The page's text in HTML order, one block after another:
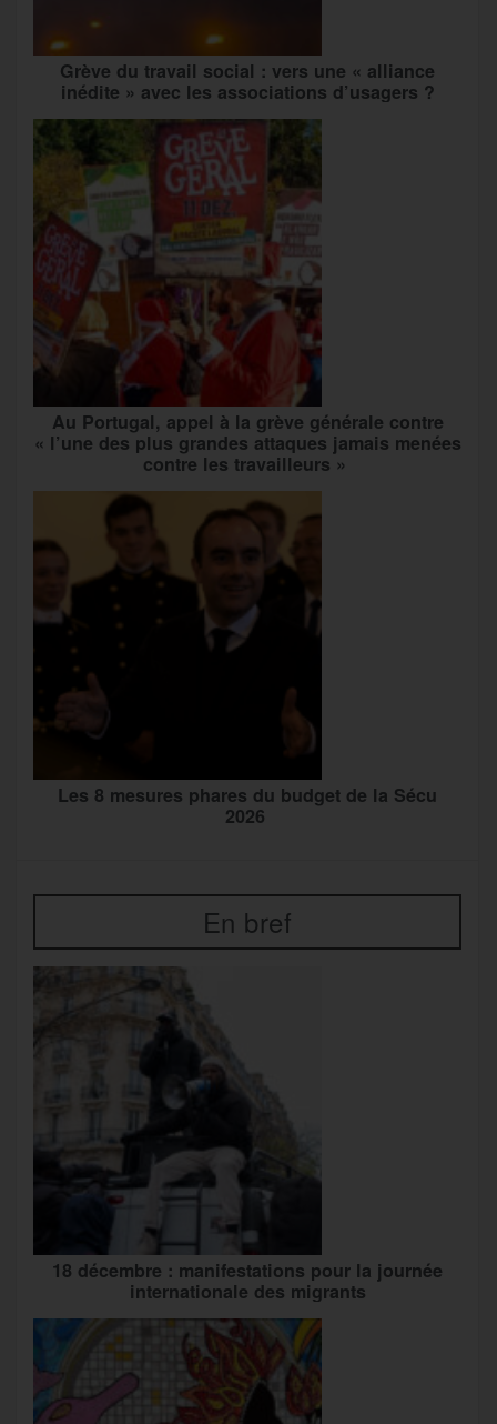
Grève du travail social : vers une « alliance
inédite » avec les associations d’usagers ?
Au Portugal, appel à la grève générale contre
« l’une des plus grandes attaques jamais menées
contre les travailleurs »
Les 8 mesures phares du budget de la Sécu
2026
En bref
18 décembre : manifestations pour la journée
internationale des migrants